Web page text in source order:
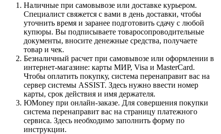
Наличные при самовывозе или доставке курьером.
Специалист свяжется с вами в день доставки, чтобы
уточнить время и заранее подготовить сдачу с любой
купюры. Вы подписываете товаросопроводительные
документы, вносите денежные средства, получаете
товар и чек.
Безналичный расчет при самовывозе или оформлении в
интернет-магазине: карты МИР, Visa и MasterCard.
Чтобы оплатить покупку, система перенаправит вас на
сервер системы ASSIST. Здесь нужно ввести номер
карты, срок действия и имя держателя.
ЮMoney при онлайн-заказе. Для совершения покупки
система перенаправит вас на страницу платежного
сервиса. Здесь необходимо заполнить форму по
инструкции.